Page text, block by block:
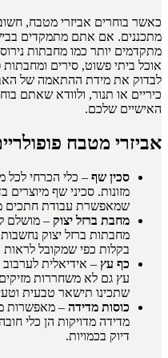
כאשר בוחרים אביזרי מטבח,
מתכננים. אם אתם מתמקדים
מתקדמים יותר כמו מחבתות
אוכל ביתי פשוט, סירים
לבדוק את מידת ההתאמה של
כיריים או תנור, ולוודא שאתם
האישיים שלכם.
אביזרי מטבח
סכין שף – כלי הכרחי לכל
מזונות. סכיני שף
שמאפשרת עבודת חתכים
מחבת ברזל יצוק – מושלם
מחבתות ברזל יצוק
בקלות כפי שמקובל לראות
כף עץ – אידיאלית
עץ גם לא משחררות
שתכינו תישאר טבעית
כוסות מדידה – מאפשרות
מדידה מדויקות הן כלי
דיוק בכמויות.